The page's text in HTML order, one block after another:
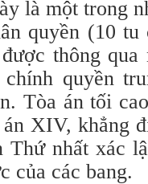
là một trong
quyền (10 tu
thông
quyền
Tòa án tối
XIV, khẳng
Thứ nhất xác
của các bang.